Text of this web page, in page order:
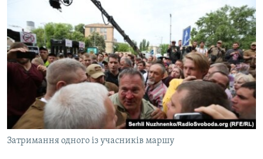
Затримання одного із учасників маршу